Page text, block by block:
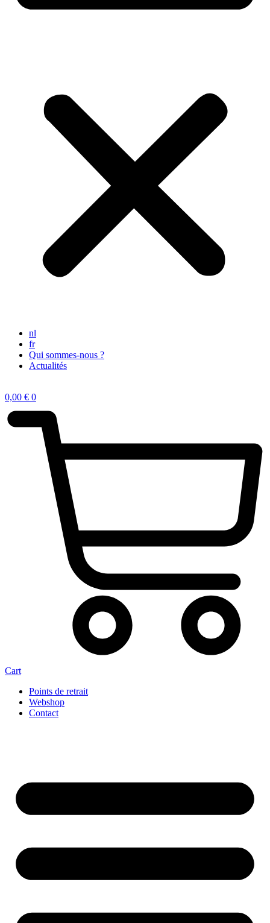
nl
fr
Qui sommes-nous ?
Actualités
0,00 € 0
Cart
Points de retrait
Webshop
Contact